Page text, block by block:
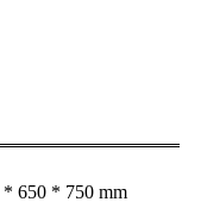
* 650 * 750 mm